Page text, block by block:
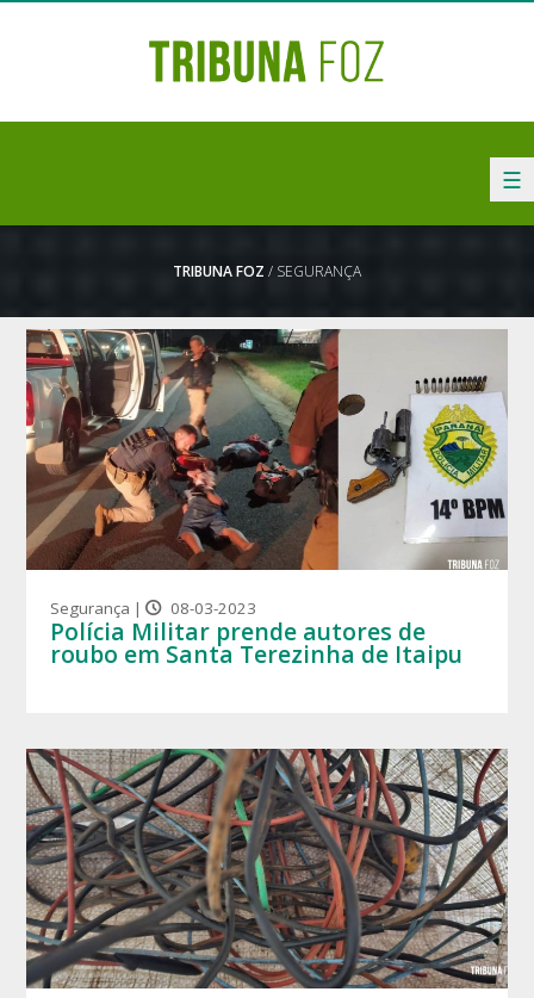
☰
TRIBUNA FOZ / SEGURANÇA
Segurança | 08-03-2023
Polícia Militar prende autores de
roubo em Santa Terezinha de Itaipu